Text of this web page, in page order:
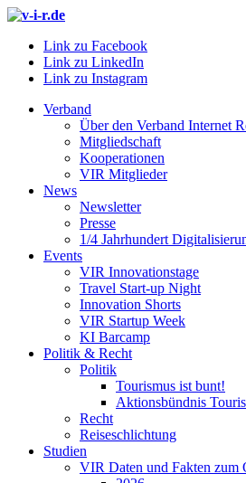
Link zu Facebook
Link zu LinkedIn
Link zu Instagram
Verband
Über den Verband Internet
Mitgliedschaft
Kooperationen
VIR Mitglieder
News
Newsletter
Presse
1/4 Jahrhundert
Events
VIR Innovationstage
Travel Start-up Night
Innovation Shorts
VIR Startup Week
KI Barcamp
Politik & Recht
Politik
Tourismus ist bunt!
Aktionsbündnis
Recht
Reiseschlichtung
Studien
VIR Daten und Fakten zum